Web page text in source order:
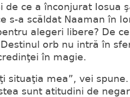
de ce a înconjurat Iosua
s-a scăldat Naaman în
alegeri libere? De
orb nu intră în
în magie.
situaţia mea”, vei
sunt atitudini de